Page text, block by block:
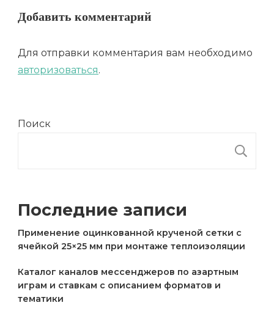
Добавить комментарий
Для отправки комментария вам необходимо
авторизоваться.
Поиск
Последние записи
Применение оцинкованной крученой сетки с
ячейкой 25×25 мм при монтаже теплоизоляции
Каталог каналов мессенджеров по азартным
играм и ставкам с описанием форматов и
тематики